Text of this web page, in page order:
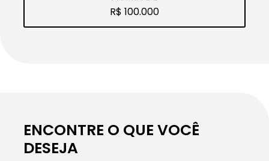
R$ 100.000
ENCONTRE O QUE VOCÊ
DESEJA